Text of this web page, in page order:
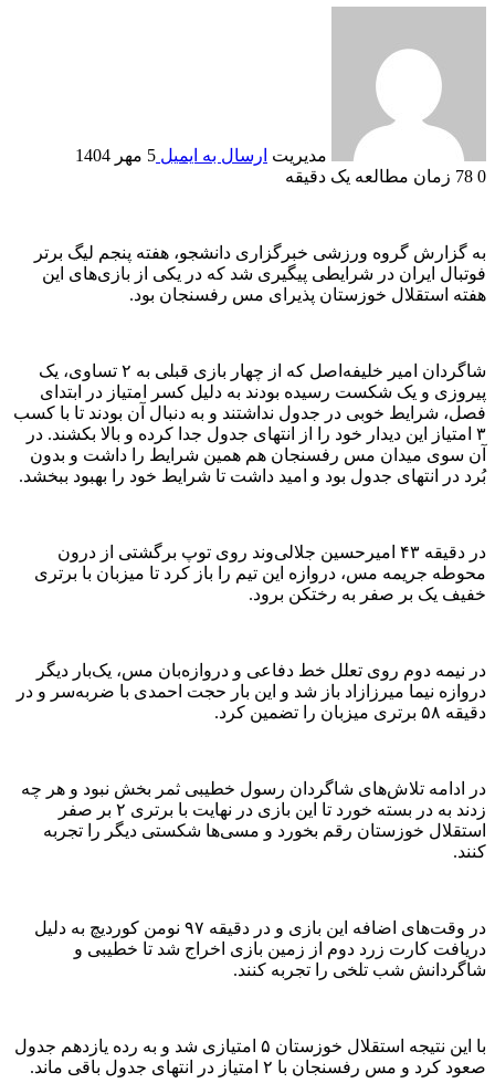
مدیریت ارسال به ایمیل 5 مهر 1404
0
زمان مطالعه یک دقیقه
به گزارش گروه ورزشی خبرگزاری دانشجو، هفته پنجم لیگ برتر
فوتبال ایران در شرایطی پیگیری شد که در یکی از بازی‌های این
هفته استقلال خوزستان پذیرای مس رفسنجان بود.
شاگردان امیر خلیفه‌اصل که از چهار بازی قبلی به ۲ تساوی، یک
پیروزی و یک شکست رسیده بودند به دلیل کسر امتیاز در ابتدای
فصل، شرایط خوبی در جدول نداشتند و به دنبال آن بودند تا با کسب
۳ امتیاز این دیدار خود را از انتهای جدول جدا کرده و بالا بکشند. در
آن سوی میدان مس رفسنجان هم همین شرایط را داشت و بدون
بُرد در انتهای جدول بود و امید داشت تا شرایط خود را بهبود ببخشد.
در دقیقه ۴۳ امیرحسین جلالی‌وند روی توپ برگشتی از درون
محوطه جریمه مس، دروازه این تیم را باز کرد تا میزبان با برتری
خفیف یک بر صفر به رختکن برود.
در نیمه دوم روی تعلل خط دفاعی و دروازه‌بان مس، یک‌بار دیگر
دروازه نیما میرزازاد باز شد و این بار حجت احمدی با ضربه‌سر و در
دقیقه ۵۸ برتری میزبان را تضمین کرد.
در ادامه تلاش‌های شاگردان رسول خطیبی ثمر بخش نبود و هر چه
زدند به در بسته خورد تا این بازی در نهایت با برتری ۲ بر صفر
استقلال خوزستان رقم بخورد و مسی‌ها شکستی دیگر را تجربه
کنند.
در وقت‌های اضافه این بازی و در دقیقه ۹۷ نومن کوردیچ به دلیل
دریافت کارت زرد دوم از زمین بازی اخراج شد تا خطیبی و
شاگردانش شب تلخی را تجربه کنند.
با این نتیجه استقلال خوزستان ۵ امتیازی شد و به رده یازدهم جدول
صعود کرد و مس رفسنجان با ۲ امتیاز در انتهای جدول باقی ماند.